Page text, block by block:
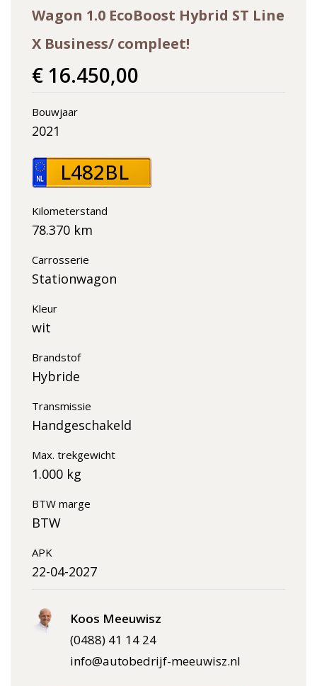
Wagon 1.0 EcoBoost Hybrid ST Line
X Business/ compleet!
€ 16.450,00
Bouwjaar
2021
L482BL
Kilometerstand
78.370 km
Carrosserie
Stationwagon
Kleur
wit
Brandstof
Hybride
Transmissie
Handgeschakeld
Max. trekgewicht
1.000 kg
BTW marge
BTW
APK
22-04-2027
Koos Meeuwisz
(0488) 41 14 24
info@autobedrijf-meeuwisz.nl